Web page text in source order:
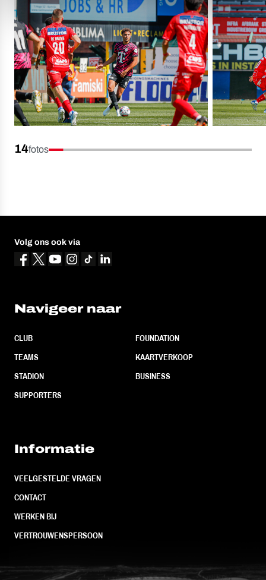
14fotos
Volg ons ook via
Navigeer naar
CLUB
TEAMS
STADION
SUPPORTERS
FOUNDATION
KAARTVERKOOP
BUSINESS
Informatie
VEELGESTELDE VRAGEN
CONTACT
WERKEN BIJ
VERTROUWENSPERSOON
FC Utrecht<br>vanuit<br>het